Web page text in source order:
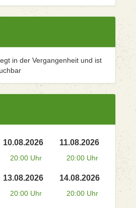
in der Vergangenheit und ist
10.08.2026
20:00 Uhr
11.08.2026
20:00 Uhr
13.08.2026
20:00 Uhr
14.08.2026
20:00 Uhr